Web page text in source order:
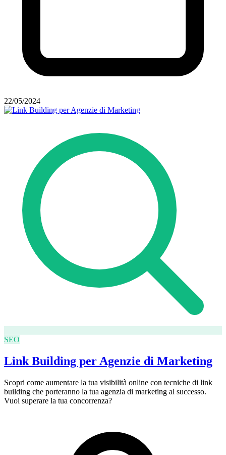
22/05/2024
SEO
Link Building per Agenzie di Marketing
Scopri come aumentare la tua visibilità online con tecniche di link
building che porteranno la tua agenzia di marketing al successo.
Vuoi superare la tua concorrenza?